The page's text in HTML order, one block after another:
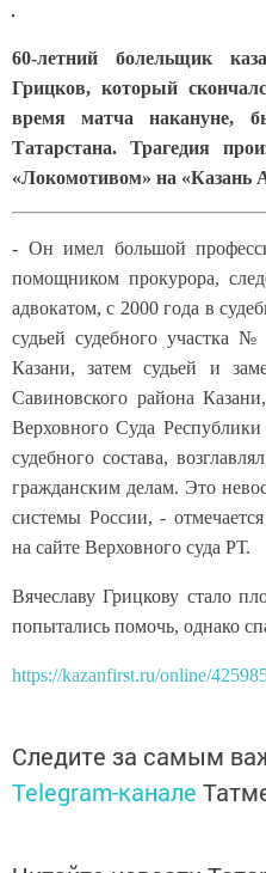
60-летний болельщик
Грицков, который
время матча накануне,
Татарстана. Трагедия
«Локомотивом» на «Казань
- Он имел большой
помощником прокурора,
адвокатом, с 2000 года в
судьей судебного участка
Казани, затем судьей и
Савиновского района
Верховного Суда
судебного состава,
гражданским делам. Это
системы России, -
на сайте Верховного суда РТ.
Вячеславу Грицкову стало
попытались помочь, однако
https://kazanfirst.ru/online/
Следите за самым
Telegram-канале